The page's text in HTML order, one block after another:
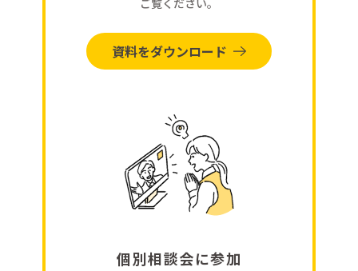
資料をダウンロード
個別相談会に参加